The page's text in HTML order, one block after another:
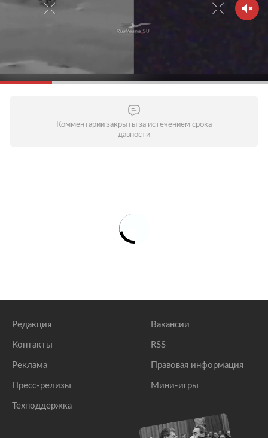
Комментарии закрыты за истечением срока
давности
Редакция
Контакты
Реклама
Пресс-релизы
Техподдержка
Вакансии
RSS
Правовая информация
Мини-игры